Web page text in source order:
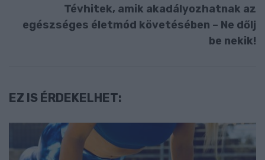
Tévhitek, amik akadályozhatnak az
egészséges életmód követésében – Ne dőlj
be nekik!
EZ IS ÉRDEKELHET: